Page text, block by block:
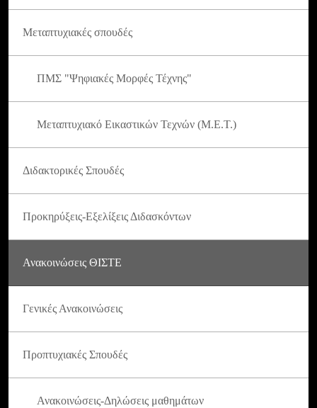
Μεταπτυχιακές σπουδές
ΠΜΣ "Ψηφιακές Μορφές Τέχνης"
Μεταπτυχιακό Εικαστικών Τεχνών (Μ.Ε.Τ.)
Διδακτορικές Σπουδές
Προκηρύξεις-Εξελίξεις Διδασκόντων
Ανακοινώσεις ΘΙΣΤΕ
Γενικές Ανακοινώσεις
Προπτυχιακές Σπουδές
Ανακοινώσεις-Δηλώσεις μαθημάτων